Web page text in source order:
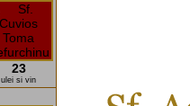
23
ulei si vin